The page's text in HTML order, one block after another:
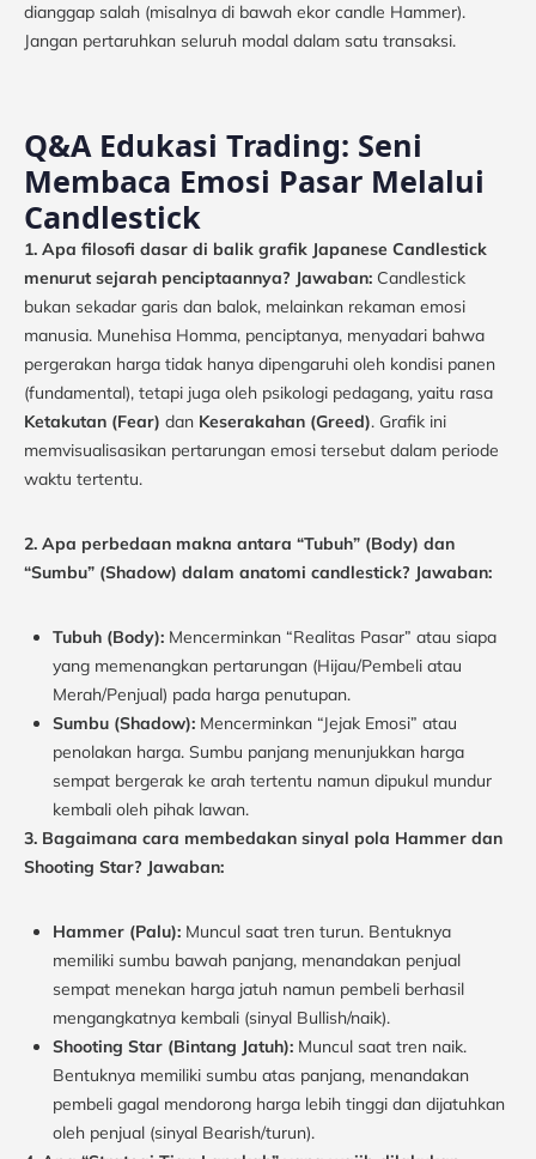
dianggap salah (misalnya di bawah ekor candle Hammer).
Jangan pertaruhkan seluruh modal dalam satu transaksi.
Q&A Edukasi Trading: Seni
Membaca Emosi Pasar Melalui
Candlestick
1. Apa filosofi dasar di balik grafik Japanese Candlestick
menurut sejarah penciptaannya? Jawaban: Candlestick
bukan sekadar garis dan balok, melainkan rekaman emosi
manusia. Munehisa Homma, penciptanya, menyadari bahwa
pergerakan harga tidak hanya dipengaruhi oleh kondisi panen
(fundamental), tetapi juga oleh psikologi pedagang, yaitu rasa
Ketakutan (Fear) dan Keserakahan (Greed). Grafik ini
memvisualisasikan pertarungan emosi tersebut dalam periode
waktu tertentu.
2. Apa perbedaan makna antara “Tubuh” (Body) dan
“Sumbu” (Shadow) dalam anatomi candlestick? Jawaban:
Tubuh (Body): Mencerminkan “Realitas Pasar” atau siapa
yang memenangkan pertarungan (Hijau/Pembeli atau
Merah/Penjual) pada harga penutupan.
Sumbu (Shadow): Mencerminkan “Jejak Emosi” atau
penolakan harga. Sumbu panjang menunjukkan harga
sempat bergerak ke arah tertentu namun dipukul mundur
kembali oleh pihak lawan.
3. Bagaimana cara membedakan sinyal pola Hammer dan
Shooting Star? Jawaban:
Hammer (Palu): Muncul saat tren turun. Bentuknya
memiliki sumbu bawah panjang, menandakan penjual
sempat menekan harga jatuh namun pembeli berhasil
mengangkatnya kembali (sinyal Bullish/naik).
Shooting Star (Bintang Jatuh): Muncul saat tren naik.
Bentuknya memiliki sumbu atas panjang, menandakan
pembeli gagal mendorong harga lebih tinggi dan dijatuhkan
oleh penjual (sinyal Bearish/turun).